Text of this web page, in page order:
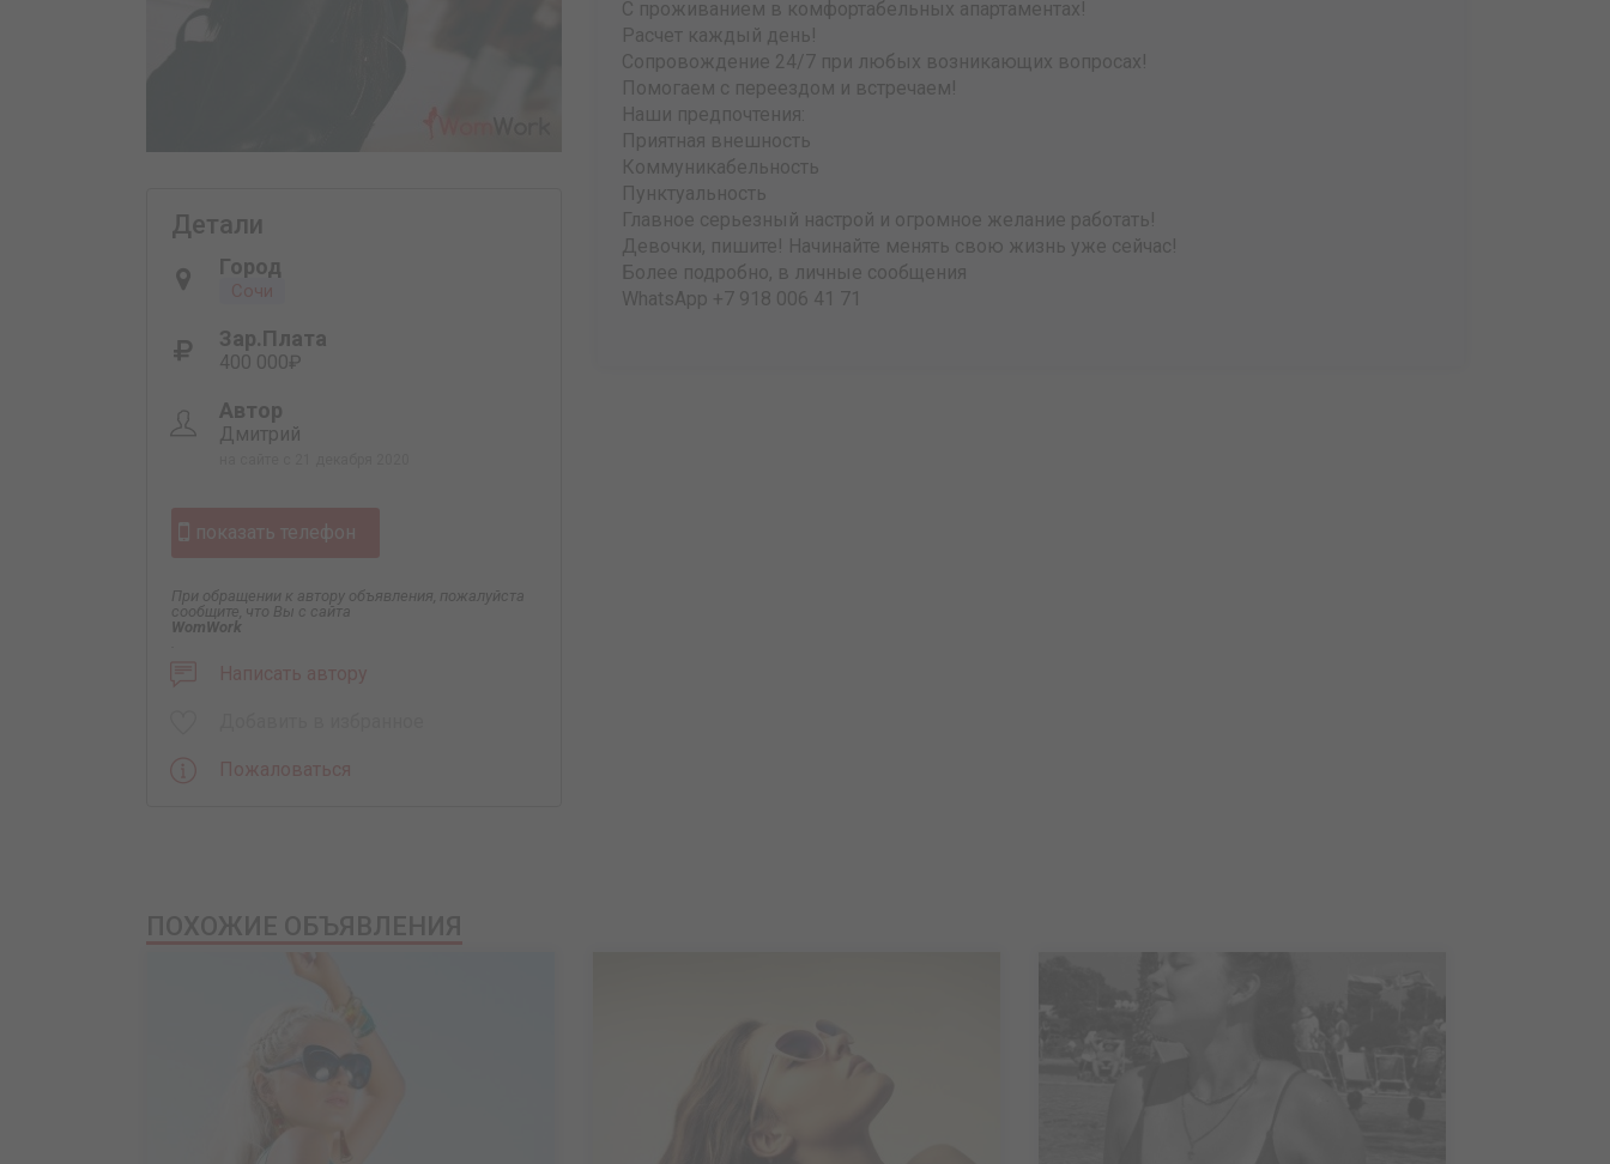
Детали
Город
Сочи
Зар.плата
400 000₽
Автор
Дмитрий
показать телефон
При обращении к автору объявления, пожалуйста
сообщите, что Вы с сайта
WomWork
Написать автору
Пожаловаться
С проживанием в комфортабельных апартаментах!
Расчет каждый день!
Сопровождение 24/7 при любых возникающих вопросах!
Помогаем с переездом и встречаем!
Наши предпочтения:
Приятная внешность
Коммуникабельность
Пунктуальность
Главное серьезный настрой и огромное желание работать!
Девочки, пишите! Начинайте менять свою жизнь уже сейчас!
Более подробно, в личные сообщения
WhatsApp +7 918 006 41 71